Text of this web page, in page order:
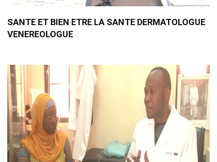
SANTE ET BIEN ETRE LA SANTE DERMATOLOGUE
VENEREOLOGUE